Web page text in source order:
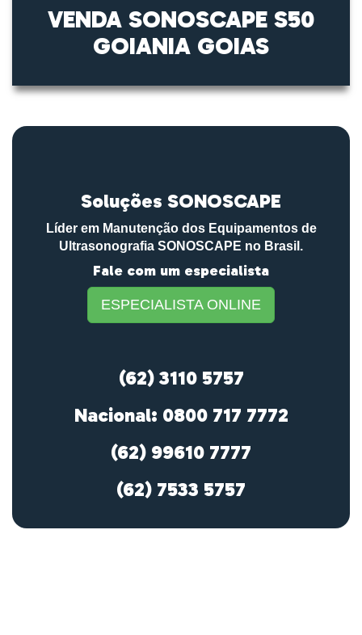
VENDA SONOSCAPE S50
GOIANIA GOIAS
Soluções SONOSCAPE
Líder em Manutenção dos Equipamentos de
Ultrasonografia SONOSCAPE no Brasil.
Fale com um especialista
ESPECIALISTA ONLINE
(62) 3110 5757
Nacional: 0800 717 7772
(62) 99610 7777
(62) 7533 5757